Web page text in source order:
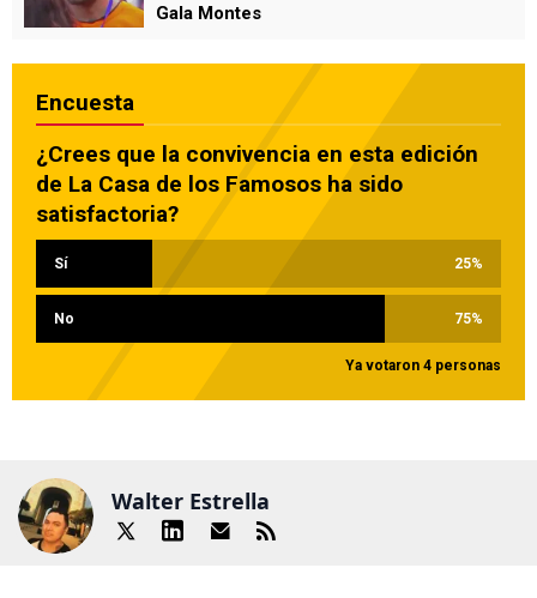
Gala Montes
Encuesta
¿Crees que la convivencia en esta edición
de La Casa de los Famosos ha sido
satisfactoria?
Sí 25%
No 75%
Ya votaron 4 personas
Walter Estrella